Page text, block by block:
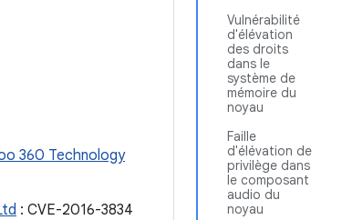
Vulnérabilité
d'élévation
des droits
dans le
système de
mémoire du
noyau
Faille
d'élévation de
privilège dans
le composant
audio du
noyau
360 Technology
: CVE-2016-3834